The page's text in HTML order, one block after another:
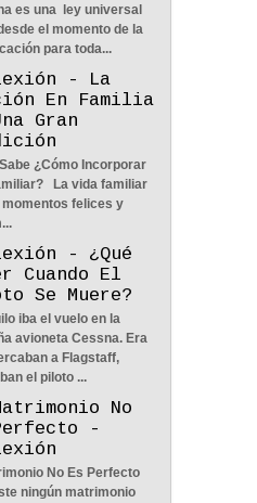
0
el Noviazgo -
0
El
O Difícil -
0
la siembra y la
es una ley universal
el momento de la
para toda...
- La
En Familia
Gran
¿Cómo Incorporar
La vida familiar
felices y
- ¿Qué
Cuando El
Se Muere?
iba el vuelo en la
avioneta Cessna. Era
a Flagstaff,
el piloto ...
No
-
No Es Perfecto